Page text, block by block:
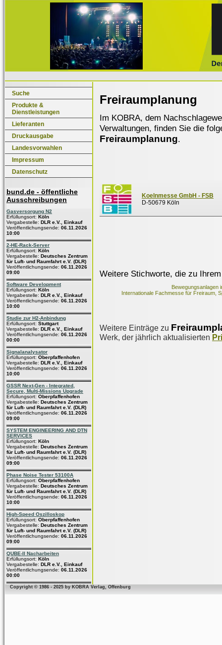
Suche
Produkte &
Dienstleistungen
Lieferanten
Druckausgabe
Landesvorwahlen
Impressum
Datenschutz
bund.de - öffentliche
Ausschreibungen
Gasversorgung N2
Erfüllungsort: Köln
Vergabestelle: DLR e.V., Einkauf
Veröffentlichungsende: 06.11.2026
10:00
2-HE-Rack-Server
Erfüllungsort: Köln
Vergabestelle: Deutsches Zentrum
für Luft- und Raumfahrt e.V. (DLR)
Veröffentlichungsende: 06.11.2026
09:00
Software Development
Erfüllungsort: Köln
Vergabestelle: DLR e.V., Einkauf
Veröffentlichungsende: 06.11.2026
10:00
Studie zur H2-Anbindung
Erfüllungsort: Stuttgart
Vergabestelle: DLR e.V., Einkauf
Veröffentlichungsende: 06.11.2026
00:00
Signalanalysator
Erfüllungsort: Oberpfaffenhofen
Vergabestelle: DLR e.V., Einkauf
Veröffentlichungsende: 06.11.2026
10:00
GSSR Next-Gen - Integrated,
Secure, Multi-Missions Upgrade
Erfüllungsort: Oberpfaffenhofen
Vergabestelle: Deutsches Zentrum
für Luft- und Raumfahrt e.V. (DLR)
Veröffentlichungsende: 06.11.2026
09:00
SYSTEM ENGINEERING AND DTN
SERVICES
Erfüllungsort: Köln
Vergabestelle: Deutsches Zentrum
für Luft- und Raumfahrt e.V. (DLR)
Veröffentlichungsende: 06.11.2026
09:00
Phase Noise Tester 53100A
Erfüllungsort: Oberpfaffenhofen
Vergabestelle: Deutsches Zentrum
für Luft- und Raumfahrt e.V. (DLR)
Veröffentlichungsende: 06.11.2026
10:00
High-Speed Oszilloskop
Erfüllungsort: Oberpfaffenhofen
Vergabestelle: Deutsches Zentrum
für Luft- und Raumfahrt e.V. (DLR)
Veröffentlichungsende: 06.11.2026
09:00
QUBE-II Nacharbeiten
Erfüllungsort: Köln
Vergabestelle: DLR e.V., Einkauf
Veröffentlichungsende: 06.11.2026
00:00
Freiraumplanung
Im KOBRA, dem
Verwaltungen, finden Sie die
Freiraumplanung.
Koelnmesse GmbH - FSB
D-50679 Köln
Weitere Stichworte, die zu
Bewegungsanlagen
Internationale Fachmesse für Freiraum,
Weitere Einträge zu
Werk, der jährlich aktualisierten
Copyright © 1986 - 2025 by KOBRA Verlag, Offenburg